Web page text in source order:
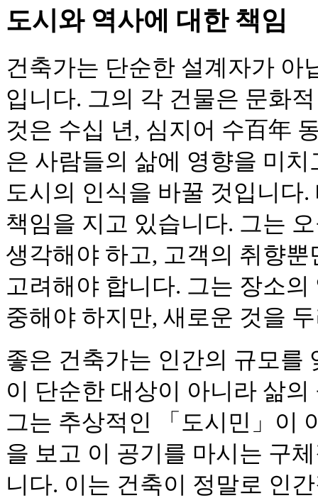
도시와 역사에 대한 책임
건축가는 단순한 설계자가 아
입니다. 그의 각 건물은 문화
것은 수십 년, 심지어 수百年
은 사람들의 삶에 영향을 미
도시의 인식을 바꿀 것입니다
책임을 지고 있습니다. 그는
생각해야 하고, 고객의 취향
고려해야 합니다. 그는 장소
중해야 하지만, 새로운 것을
좋은 건축가는 인간의 규모를
이 단순한 대상이 아니라 삶
그는 추상적인 「도시민」이
을 보고 이 공기를 마시는 구
니다. 이는 건축이 정말로 인